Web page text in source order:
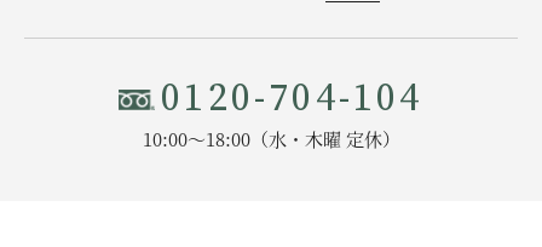
0120-704-104
10:00〜18:00（水・木曜 定休）